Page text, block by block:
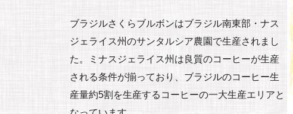
ブラジルさくらブルボンはブラジル南東部・ナス
ジェライス州のサンタルシア農園で生産されまし
た。ミナスジェライス州は良質のコーヒーが生産
される条件が揃っており、ブラジルのコーヒー生
産量約5割を生産するコーヒーの一大生産エリアと